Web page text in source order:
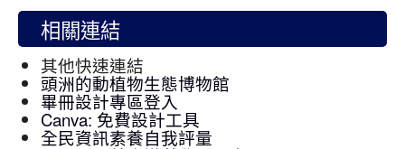
相關連結
其他快速連結
頭洲的動植物生態博物館
畢冊設計專區登入
Canva: 免費設計工具
全民資訊素養自我評量